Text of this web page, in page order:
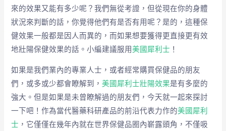
來的效果又能有多少呢？我們無從考證，但從現在你的身體
狀況來判斷的話，你覺得他們有是否有用呢？是的，這種保
健效果一般都是因人而異的，而如果想要獲得更直接更有效
地壯陽保健效果的話。小編建議服用美國犀利士 ！
如果是我們業內的專業人士，或者經常購買保健品的朋友
們，或多或少都會瞭解到，美國犀利士壯陽效果是有多麼的
強大。但是如果是未曾瞭解過的朋友們，今天就一起來探討
一下吧！作為當代醫藥科研產品的前沿代表力作的美國犀利
士 ，它僅僅在幾年內就在世界保健品圈內嶄露頭角，不僅吸